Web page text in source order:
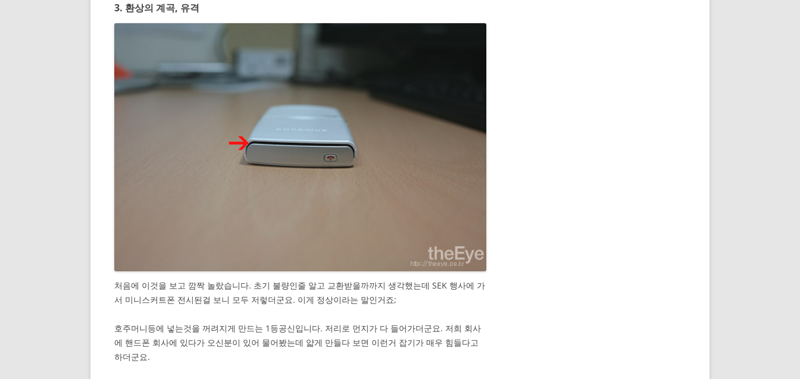
3. 환상의 계곡, 유격
처음에 이것을 보고 깜짝 놀랐습니다. 초기 불량인줄 알고 교환받을까까지 생각했는데 SEK 행사에 가
서 미니스커트폰 전시된걸 보니 모두 저렇더군요. 이게 정상이라는 말인거죠;
호주머니등에 넣는것을 꺼려지게 만드는 1등공신입니다. 저리로 먼지가 다 들어가더군요. 저희 회사
에 핸드폰 회사에 있다가 오신분이 있어 물어봤는데 얇게 만들다 보면 이런거 잡기가 매우 힘들다고
하더군요.